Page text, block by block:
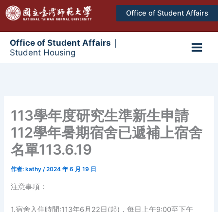
至
Office of Student Affairs
Office of Student Affairs｜
Student Housing
113學年度研究生準新生申請
112學年暑期宿舍已遞補上宿舍
名單113.6.19
作者: kathy/2024 年 6 月 19 日
注意事項：
1.宿舍入住時間:113年6月22日(起)，每日上午9:00至下午